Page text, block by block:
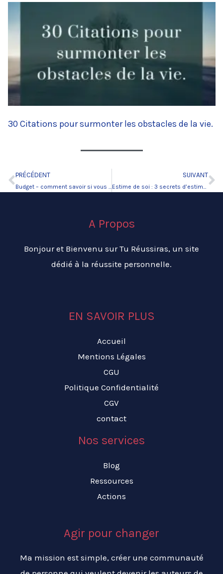
30 Citations pour surmonter les obstacles de la vie.
Précédent
PRÉCÉDENT
Budget – comment savoir si vous avez besoin d’un Budget budget familial
SUIVANT
Estime de soi : 3 secrets d’estime de soi révélés
A Propos
Bonjour et Bienvenu sur Tu Réussiras, un site
dédié à la réussite personnelle.
EN SAVOIR PLUS
Accueil
Mentions Légales
CGU
Politique Confidentialité
CGV
contact
Nos services
Blog
Ressources
Actions
Agir pour changer
Ma mission est simple, créer une communauté